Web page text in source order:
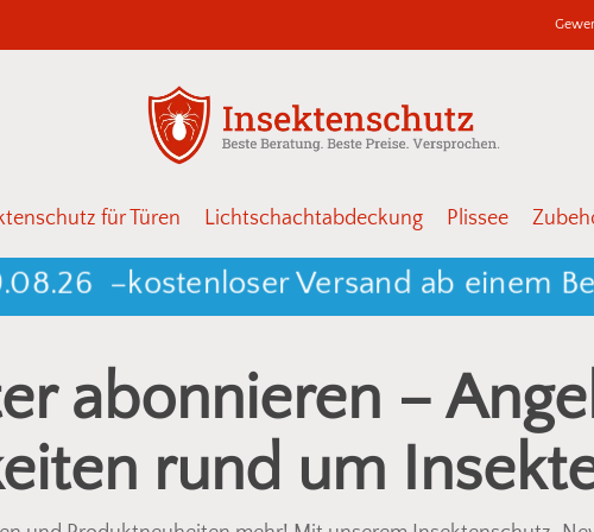
zum Schließen
für Türen Lichtschachtabdeckung Plissee
– kostenloser Versand ab einem
abonnieren –
rund um